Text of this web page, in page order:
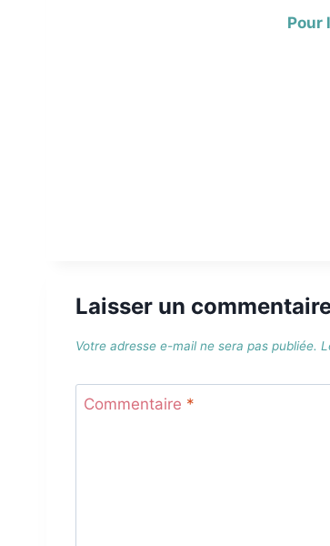
Pour
Laisser un
Votre adresse e-mail ne sera pas publiée.
Commentaire *